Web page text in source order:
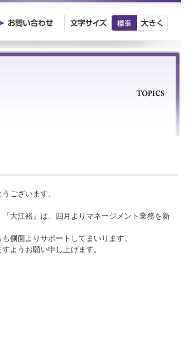
ございます。
大江裕』は、四月よりマネージメント業務を新
側面よりサポートしてまいります。
ようお願い申し上げます。